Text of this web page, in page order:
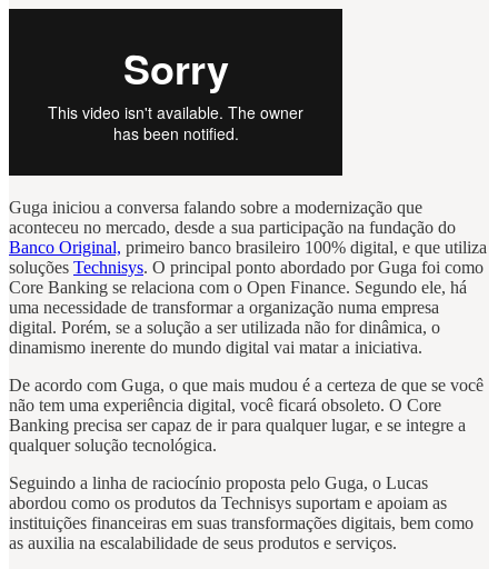
Guga iniciou a conversa falando sobre a modernização que
aconteceu no mercado, desde a sua participação na fundação do
Banco Original, primeiro banco brasileiro 100% digital, e que utiliza
soluções Technisys. O principal ponto abordado por Guga foi como
Core Banking se relaciona com o Open Finance. Segundo ele, há
uma necessidade de transformar a organização numa empresa
digital. Porém, se a solução a ser utilizada não for dinâmica, o
dinamismo inerente do mundo digital vai matar a iniciativa.
De acordo com Guga, o que mais mudou é a certeza de que se você
não tem uma experiência digital, você ficará obsoleto. O Core
Banking precisa ser capaz de ir para qualquer lugar, e se integre a
qualquer solução tecnológica.
Seguindo a linha de raciocínio proposta pelo Guga, o Lucas
abordou como os produtos da Technisys suportam e apoiam as
instituições financeiras em suas transformações digitais, bem como
as auxilia na escalabilidade de seus produtos e serviços.